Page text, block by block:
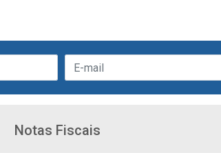
Notas Fiscais